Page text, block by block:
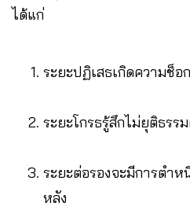
ได้แก่
ระยะปฏิเสธเกิดความช็อ
ระยะโกรธรู้สึกไม่ยุติธรร
ระยะต่อรองจะมีการตำห
หลัง